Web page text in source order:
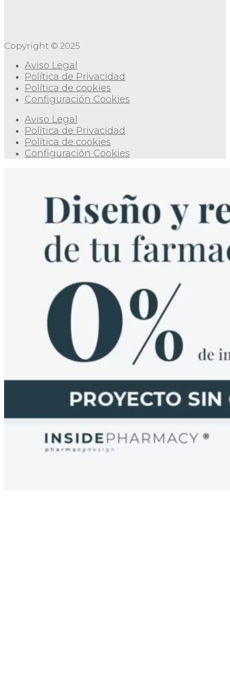
Copyright © 2025
Aviso Legal
Política de Privacidad
Política de cookies
Configuración Cookies
Aviso Legal
Política de Privacidad
Política de cookies
Configuración Cookies